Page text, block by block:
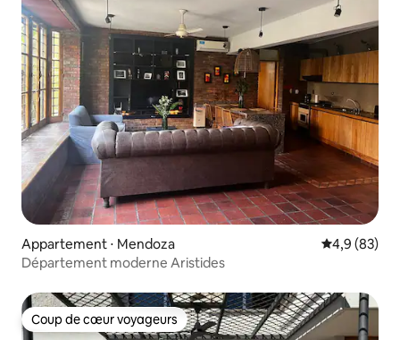
Appartement ⋅ Mendoza Évaluation
4,9 (83)
Département moderne Aristides
Coup de cœur voyageurs
Coup de cœur voyageurs